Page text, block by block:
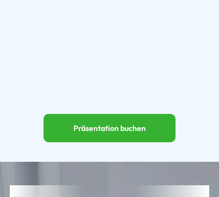
Präsentation buchen